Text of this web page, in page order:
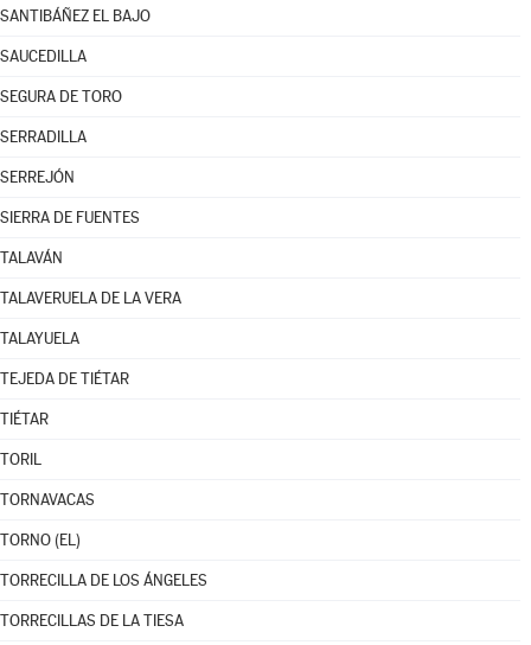
SANTIBÁÑEZ EL BAJO
SAUCEDILLA
SEGURA DE TORO
SERRADILLA
SERREJÓN
SIERRA DE FUENTES
TALAVÁN
TALAVERUELA DE LA VERA
TALAYUELA
TEJEDA DE TIÉTAR
TIÉTAR
TORIL
TORNAVACAS
TORNO (EL)
TORRECILLA DE LOS ÁNGELES
TORRECILLAS DE LA TIESA